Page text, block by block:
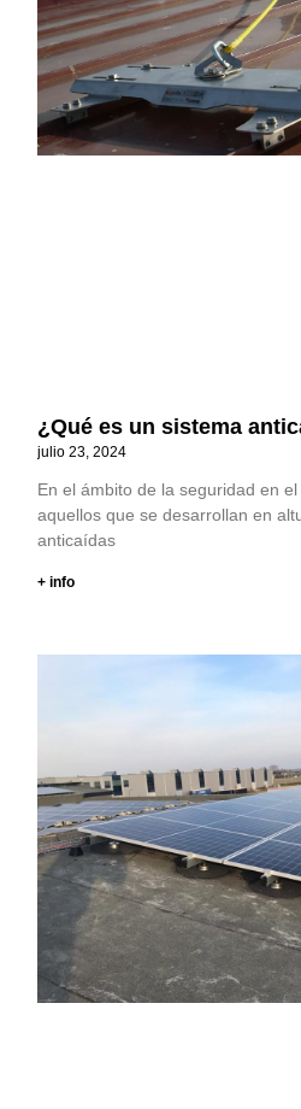
¿Qué es un sistema
julio 23, 2024
En el ámbito de la seguridad en
aquellos que se desarrollan en
anticaídas
+ info